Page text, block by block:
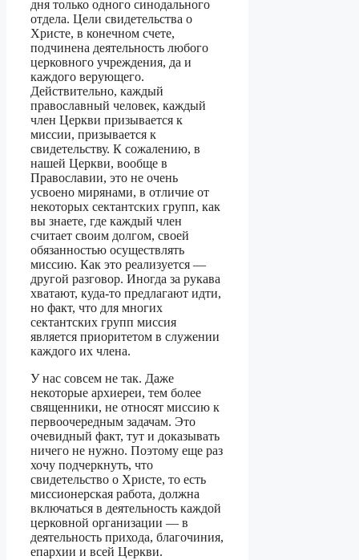
дня только одного синодального
отдела. Цели свидетельства о
Христе, в конечном счете,
подчинена деятельность любого
церковного учреждения, да и
каждого верующего.
Действительно, каждый
православный человек, каждый
член Церкви призывается к
миссии, призывается к
свидетельству. К сожалению, в
нашей Церкви, вообще в
Православии, это не очень
усвоено мирянами, в отличие от
некоторых сектантских групп, как
вы знаете, где каждый член
считает своим долгом, своей
обязанностью осуществлять
миссию. Как это реализуется —
другой разговор. Иногда за рукава
хватают, куда-то предлагают идти,
но факт, что для многих
сектантских групп миссия
является приоритетом в служении
каждого их члена.
У нас совсем не так. Даже
некоторые архиереи, тем более
священники, не относят миссию к
первоочередным задачам. Это
очевидный факт, тут и доказывать
ничего не нужно. Поэтому еще раз
хочу подчеркнуть, что
свидетельство о Христе, то есть
миссионерская работа, должна
включаться в деятельность каждой
церковной организации — в
деятельность прихода, благочиния,
епархии и всей Церкви.